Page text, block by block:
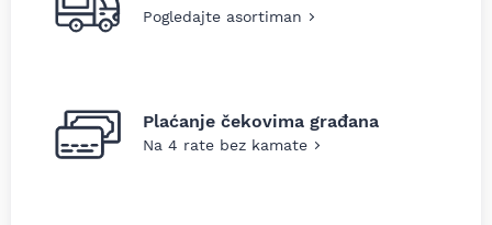
Pogledajte asortiman
Plaćanje čekovima građana
Na 4 rate bez kamate